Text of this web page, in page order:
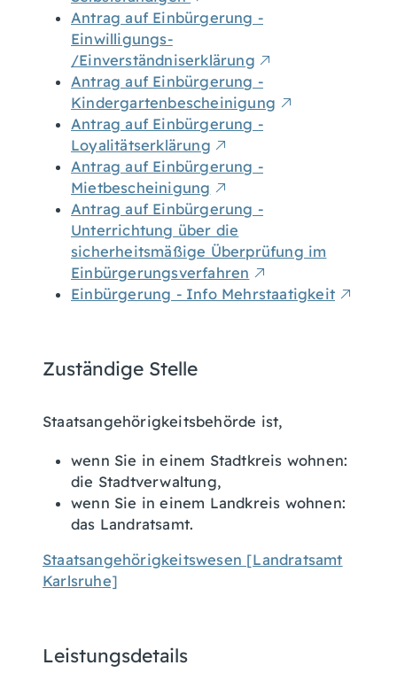
Antrag auf Einbürgerung -
Einwilligungs-
/Einverständniserklärung
Antrag auf Einbürgerung -
Kindergartenbescheinigung
Antrag auf Einbürgerung -
Loyalitätserklärung
Antrag auf Einbürgerung -
Mietbescheinigung
Antrag auf Einbürgerung -
Unterrichtung über die
sicherheitsmäßige Überprüfung im
Einbürgerungsverfahren
Einbürgerung - Info Mehrstaatigkeit
Zuständige Stelle
Staatsangehörigkeitsbehörde ist,
wenn Sie in einem Stadtkreis wohnen:
die Stadtverwaltung,
wenn Sie in einem Landkreis wohnen:
das Landratsamt.
Staatsangehörigkeitswesen [Landratsamt
Karlsruhe]
Leistungsdetails